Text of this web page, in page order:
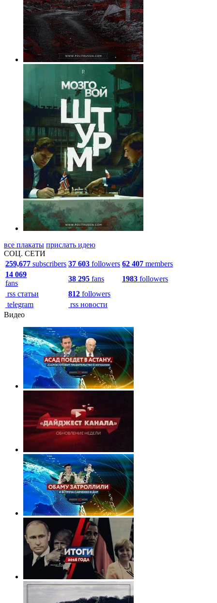
все плакаты прислать идею
СОЦ. СЕТИ
259,677 subscribers 37 603 followers 62 407 members
14 069
fans
38 295 fans 1983 followers
rss статьи
812 followers
telegram
rss новости
Видео